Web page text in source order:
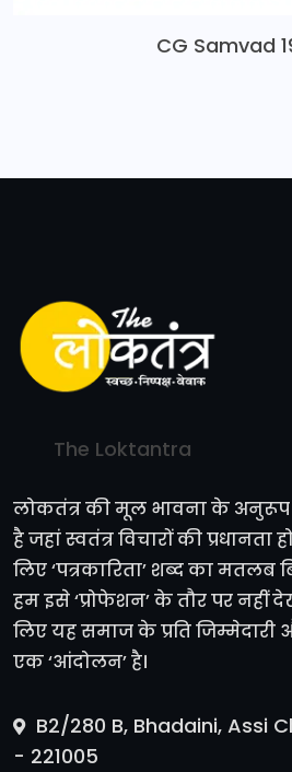
CG Samvad
The Loktantra
लोकतंत्र की मूल भावना के अनुरूप
है जहां स्वतंत्र विचारों की प्रधानता
लिए ‘पत्रकारिता’ शब्द का
हम इसे ‘प्रोफेशन’ के तौर पर नहीं
लिए यह समाज के प्रति जिम्मेदारी
एक ‘आंदोलन’ है।
B2/280 B, Bhadaini, Assi
- 221005